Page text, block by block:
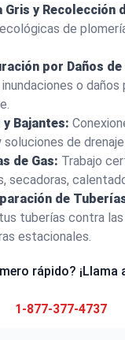
Gris y Recolección
de
por Daños de
o
Bajantes:
de
de Gas: Trabajo
secadoras,
de
tuberías contra
estacionales.
rápido? ¡Llama
1-877-377-4737